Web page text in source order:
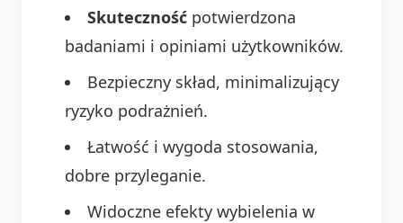
Skuteczność potwierdzona
badaniami i opiniami użytkowników.
Bezpieczny skład, minimalizujący
ryzyko podrażnień.
Łatwość i wygoda stosowania,
dobre przyleganie.
Widoczne efekty wybielenia w